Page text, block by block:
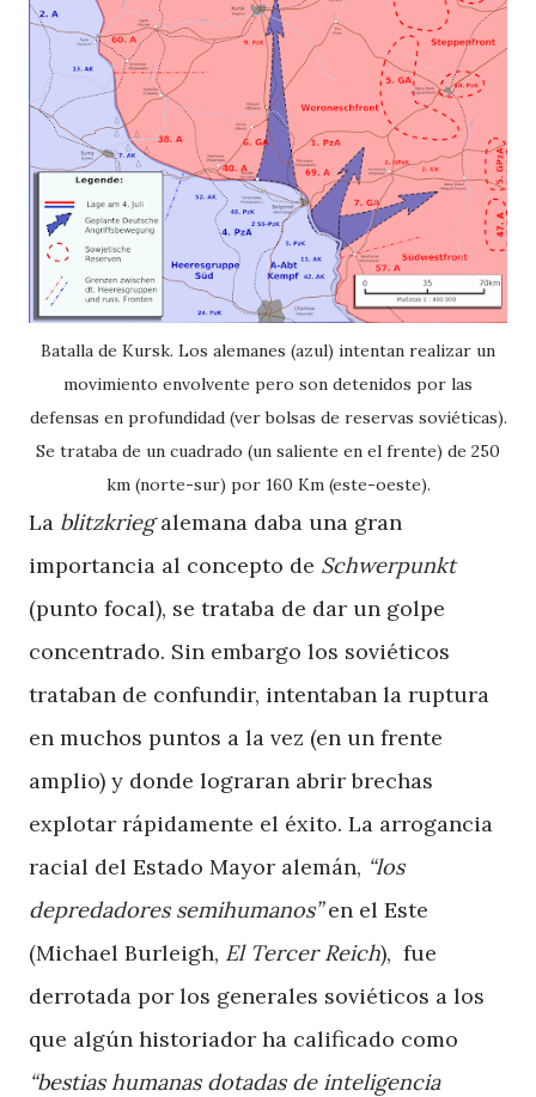
Batalla de Kursk. Los alemanes (azul) intentan realizar un
movimiento envolvente pero son detenidos por las
defensas en profundidad (ver bolsas de reservas soviéticas).
Se trataba de un cuadrado (un saliente en el frente) de 250
km (norte-sur) por 160 Km (este-oeste).
La blitzkriegalemana daba una gran
importancia al concepto de Schwerpunkt
(punto focal), se trataba de dar un golpe
concentrado. Sin embargo los soviéticos
trataban de confundir, intentaban la ruptura
en muchos puntos a la vez (en un frente
amplio) y donde lograran abrir brechas
explotar rápidamente el éxito. La arrogancia
racial del Estado Mayor alemán, “los
depredadores semihumanos”en el Este
(Michael Burleigh, El Tercer Reich), fue
derrotada por los generales soviéticos a los
que algún historiador ha calificado como
“bestias humanas dotadas de inteligencia